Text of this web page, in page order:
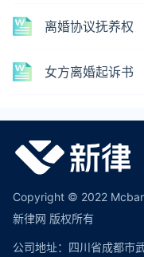
离婚协议抚养权
女方离婚起诉书
Copyright © 2022
新律网 版权所有
公司地址：四川省成都市